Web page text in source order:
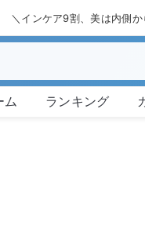
＼インケア9割、美は内側
ム ランキング